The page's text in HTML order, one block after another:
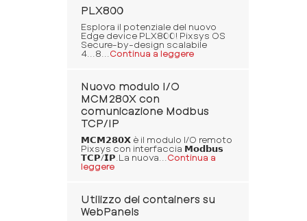
PLX800
Esplora il potenziale del nuovo
Edge device PLX800! Pixsys OS
Secure-by-design scalabile
4...8... Continua a leggere
Nuovo modulo I/O
MCM280X con
comunicazione Modbus
TCP/IP
𝗠𝗖𝗠𝟮𝟴𝟬𝗫 è il modulo I/O remoto
Pixsys con interfaccia 𝗠𝗼𝗱𝗯𝘂𝘀
𝗧𝗖𝗣/𝗜𝗣.La nuova... Continua a
leggere
Utilizzo dei containers su
WebPanels